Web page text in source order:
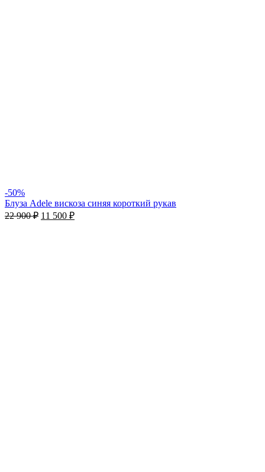
-50%
Блуза Adele вискоза синяя короткий рукав
22 900₽ 11 500 ₽